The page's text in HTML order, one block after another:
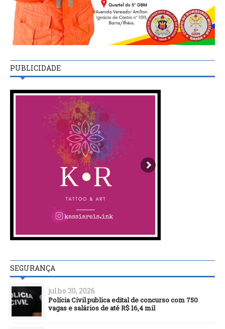
PUBLICIDADE
SEGURANÇA
julho 30, 2026
Polícia Civil publica edital de concurso com 750
vagas e salários de até R$ 16,4 mil